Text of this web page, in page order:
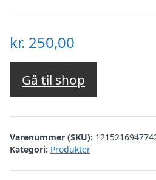
kr. 250,00
Gå til shop
Varenummer (SKU):
Kategori: Produkter